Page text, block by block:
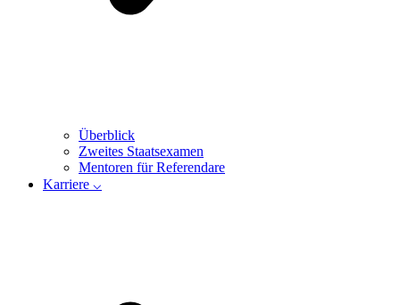
Überblick
Zweites Staatsexamen
Mentoren für Referendare
Karriere ⌵